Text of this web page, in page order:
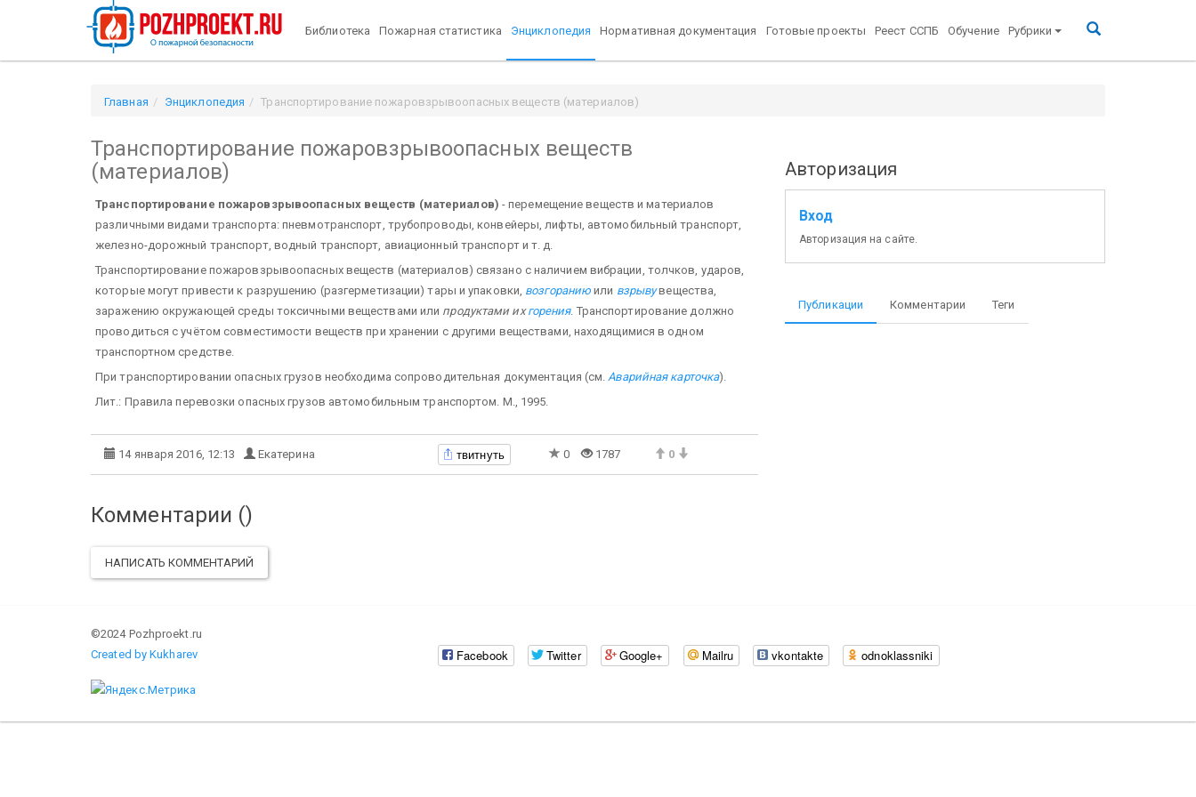
Библиотека Пожарная статистика Энциклопедия Нормативная документация Готовые проекты Реест ССПБ Обучение Рубрики
Главная Энциклопедия Транспортирование пожаровзрывоопасных веществ (материалов)
Транспортирование пожаровзрывоопасных веществ
(материалов)
Транспортирование пожаровзрывоопасных веществ (материалов) - перемещение веществ и материалов
различными видами транспорта: пневмотранспорт, трубопроводы, конвейеры, лифты, автомобильный транспорт,
железно-дорожный транспорт, водный транспорт, авиационный транспорт и т. д.
Транспортирование пожаровзрывоопасных веществ (материалов) связано с наличием вибрации, толчков, ударов,
которые могут привести к разрушению (разгерметизации) тары и упаковки, возгоранию или взрывувещества,
заражению окружающей среды токсичными веществами или продуктами их горения. Транспортирование должно
проводиться с учётом совместимости веществ при хранении с другими веществами, находящимися в одном
транспортном средстве.
При транспортировании опасных грузов необходима сопроводительная документация (см. Аварийная карточка).
Лит.: Правила перевозки опасных грузов автомобильным транспортом. М., 1995.
14 января 2016, 12:13 Екатерина твитнуть 0 1787 0
Комментарии ()
НАПИСАТЬ КОММЕНТАРИЙ
Авторизация
Вход
Авторизация на сайте.
Публикации Комментарии Теги
©2024 Pozhproekt.ru
Created by Kukharev
Facebook Twitter Google+ Mailru vkontakte odnoklassniki